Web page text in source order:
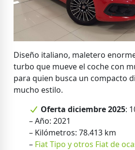
Diseño italiano, maletero
turbo que mueve el coche con
para quien busca un compacto
mucho estilo.
Oferta diciembre 2025:
– Año: 2021
– Kilómetros: 78.413 km
– Fiat Tipo y otros Fiat de